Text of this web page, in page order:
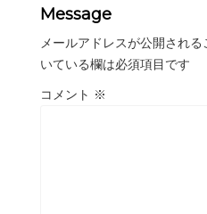
Message
メールアドレスが公開される
いている欄は必須項目です
コメント ※